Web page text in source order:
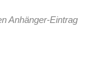
Anhänger-Eintrag